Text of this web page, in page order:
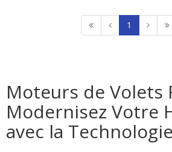
1
Moteurs de Volets
Modernisez Votre
avec la Technologie